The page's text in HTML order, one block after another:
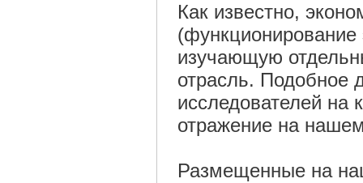
Как известно,
изучающую
отрасль. Подобное
исследователей на
отражение на
Размещенные на